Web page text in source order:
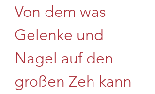
Von dem was
Gelenke und
Nagel auf den
großen Zeh kann